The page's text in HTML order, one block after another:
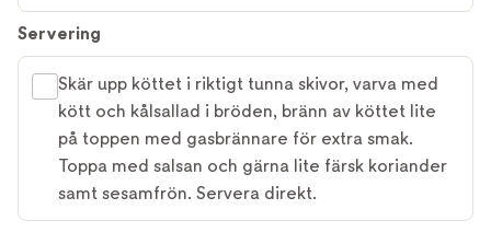
Servering
Skär upp köttet i riktigt tunna skivor, varva med
kött och kålsallad i bröden, bränn av köttet lite
på toppen med gasbrännare för extra smak.
Toppa med salsan och gärna lite färsk koriander
samt sesamfrön. Servera direkt.